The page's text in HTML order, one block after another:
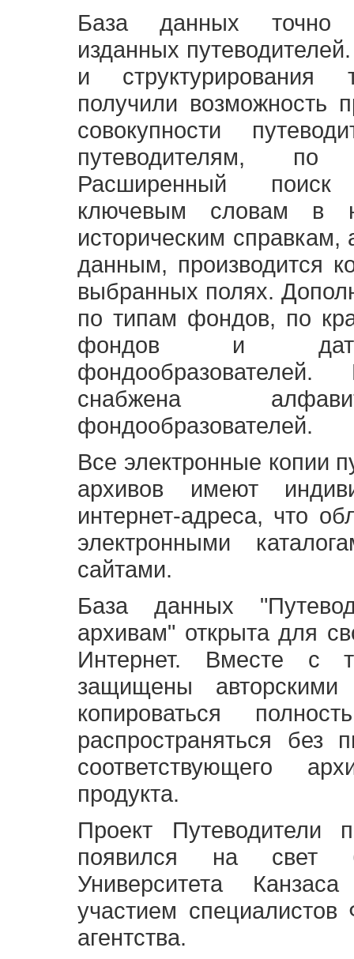
База данных точно
изданных
и структурирования
получили возможность
совокупности
путеводителям,
Расширенный
ключевым словам в
историческим
данным, производится
выбранных полях.
по типам фондов, по
фондов и
снабжена
фондообразователей.
Все электронные копии
архивов имеют
интернет-адреса, что
электронными
сайтами.
База данных
архивам" открыта для
Интернет. Вместе с
защищены
копироваться
распространяться без
соответствующего
продукта.
Проект Путеводители
появился на свет
Университета
участием специалистов
агентства.